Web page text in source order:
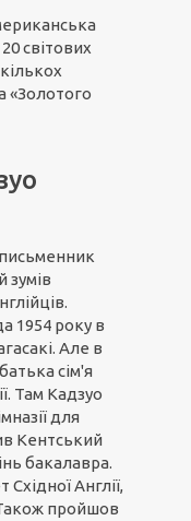
світових
«Золотого
письменник
зумів
1954 року в
Але в
сім'я
Там Кадзуо
для
Кентський
бакалавра.
Англії,
пройшов